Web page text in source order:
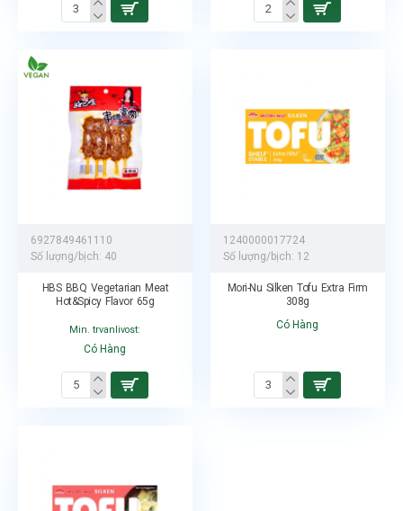
6927849461110
Số lượng/bịch: 40
HBS BBQ Vegetarian Meat
Hot&Spicy Flavor 65g
Min. trvanlivost:
Có Hàng
1240000017724
Số lượng/bịch: 12
Mori-Nu Silken Tofu Extra Firm
308g
Có Hàng